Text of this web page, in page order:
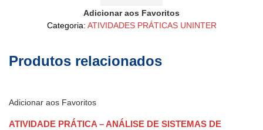
Adicionar aos Favoritos
Categoria: ATIVIDADES PRÁTICAS UNINTER
Produtos relacionados
Adicionar aos Favoritos
ATIVIDADE PRÁTICA – ANÁLISE DE SISTEMAS DE